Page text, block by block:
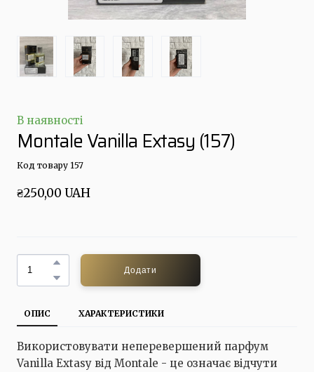
В наявності
Montale Vanilla Extasy (157)
Код товару 157
₴250,00 UAH
Додати
ОПИС ХАРАКТЕРИСТИКИ
Використовувати неперевершений парфум
Vanilla Extasy від Montale - це означає відчути